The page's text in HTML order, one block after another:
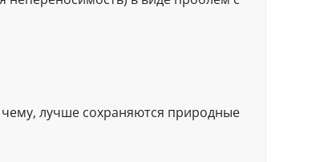
лучше сохраняются природные